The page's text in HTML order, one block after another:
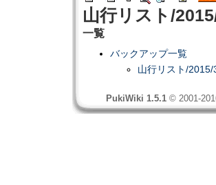
山行リスト/
一覧
バックアップ一覧
山行リスト/
PukiWiki 1.5.1 © 2001-